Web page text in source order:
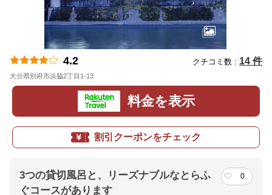
4.2 クチコミ数 : 14 件
大分県別府市浜脇2丁目1-13
料金を表示
割引クーポンをチェック
3つの貸切風呂と、リーズナブルなとらふ
ぐコースがあります
0